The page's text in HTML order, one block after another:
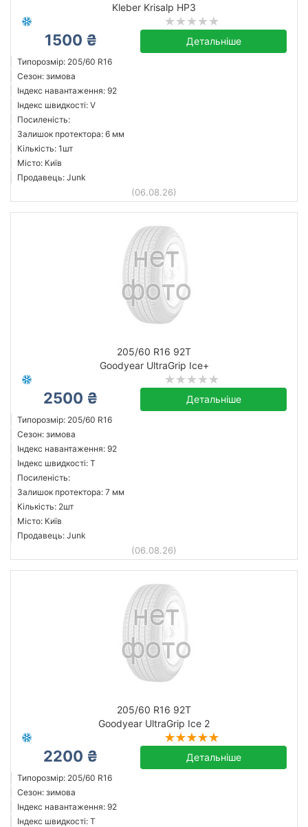
Kleber Krisalp HP3
1500 ₴ Детальніше
Типорозмір: 205/60 R16
Сезон: зимова
Індекс навантаження: 92
Індекс швидкості: V
Посиленість:
Залишок протектора: 6 мм
Кількість: 1шт
Місто: Київ
Продавець: Junk
(06.08.26)
205/60 R16 92T
Goodyear UltraGrip Ice+
2500 ₴ Детальніше
Типорозмір: 205/60 R16
Сезон: зимова
Індекс навантаження: 92
Індекс швидкості: T
Посиленість:
Залишок протектора: 7 мм
Кількість: 2шт
Місто: Київ
Продавець: Junk
(06.08.26)
205/60 R16 92T
Goodyear UltraGrip Ice 2
2200 ₴ Детальніше
Типорозмір: 205/60 R16
Сезон: зимова
Індекс навантаження: 92
Індекс швидкості: T